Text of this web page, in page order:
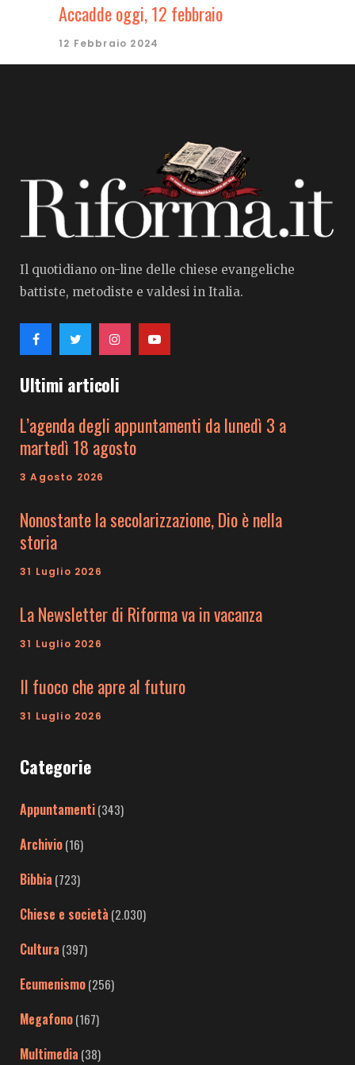
Accadde oggi, 12 febbraio
12 Febbraio 2024
Il quotidiano on-line delle chiese evangeliche
battiste, metodiste e valdesi in Italia.
Ultimi articoli
L’agenda degli appuntamenti da lunedì 3 a
martedì 18 agosto
3 Agosto 2026
Nonostante la secolarizzazione, Dio è nella
storia
31 Luglio 2026
La Newsletter di Riforma va in vacanza
31 Luglio 2026
Il fuoco che apre al futuro
31 Luglio 2026
Categorie
Appuntamenti(343)
Archivio(16)
Bibbia (723)
Chiese e società (2.030)
Cultura (397)
Ecumenismo(256)
Megafono(167)
Multimedia (38)